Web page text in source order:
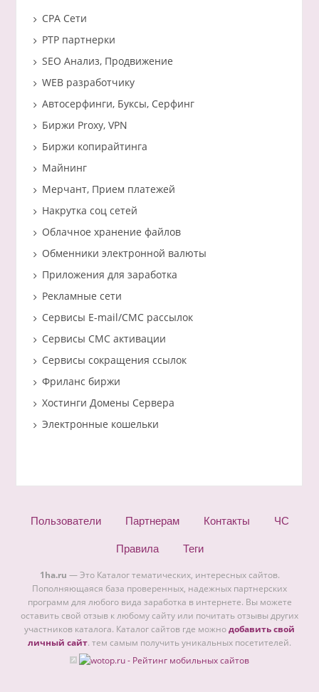
CPA Сети
PTP партнерки
SEO Анализ, Продвижение
WEB разработчику
Автосерфинги, Буксы, Серфинг
Биржи Proxy, VPN
Биржи копирайтинга
Майнинг
Мерчант, Прием платежей
Накрутка соц сетей
Облачное хранение файлов
Обменники электронной валюты
Приложения для заработка
Рекламные сети
Сервисы E-mail/СМС рассылок
Сервисы СМС активации
Сервисы сокращения ссылок
Фриланс биржи
Хостинги Домены Сервера
Электронные кошельки
Пользователи Партнерам Контакты ЧС
Правила Теги
1ha.ru — Это Каталог тематических, интересных сайтов.
Пополняющаяся база проверенных, надежных партнерских
программ для любого вида заработка в интернете. Вы можете
оставить свой отзыв к любому сайту или почитать отзывы других
участников каталога. Каталог сайтов где можнодобавить свой
личный сайт. тем самым получить уникальных посетителей.